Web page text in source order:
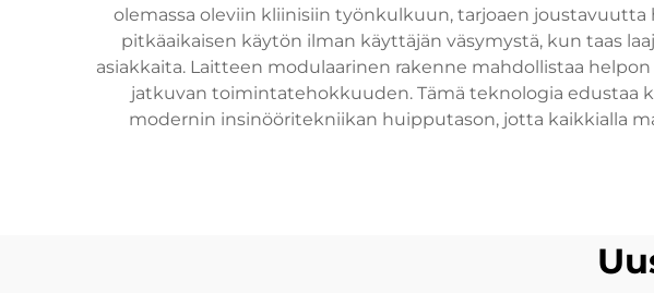
olemassa oleviin kliinisiin työnkulkuun, tarjoaen
pitkäaikaisen käytön ilman käyttäjän väsymystä, kun taas
asiakkaita. Laitteen modulaarinen rakenne mahdollistaa
jatkuvan toimintatehokkuuden. Tämä teknologia edustaa
modernin insinööritekniikan huipputason, jotta kaikkialla